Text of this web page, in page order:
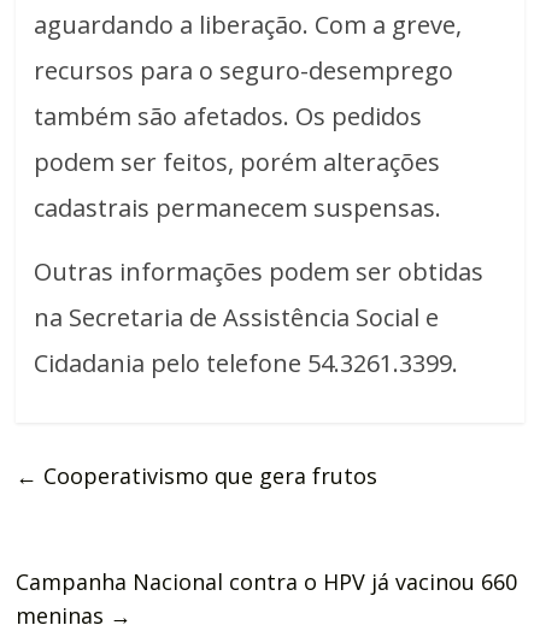
aguardando a liberação. Com a greve,
recursos para o seguro-desemprego
também são afetados. Os pedidos
podem ser feitos, porém alterações
cadastrais permanecem suspensas.
Outras informações podem ser obtidas
na Secretaria de Assistência Social e
Cidadania pelo telefone 54.3261.3399.
← Cooperativismo que gera frutos
Campanha Nacional contra o HPV já vacinou 660
meninas →